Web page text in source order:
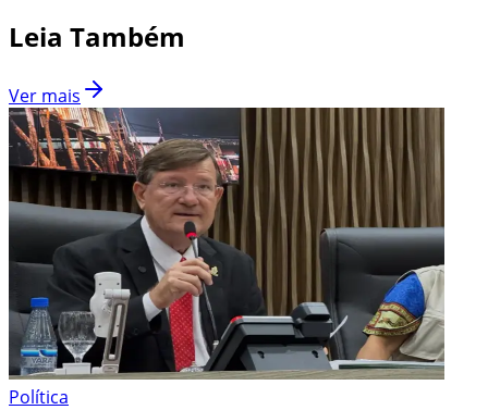
Leia Também
Ver mais
Política